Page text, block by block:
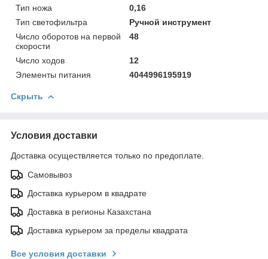
Тип ножа
0,16
Тип светофильтра
Ручной инструмент
Число оборотов на первой
скорости
48
Число ходов
12
Элементы питания
4044996195919
Скрыть
Условия доставки
Доставка осуществляется только по предоплате.
Самовывоз
Доставка курьером в квадрате
Доставка в регионы Казахстана
Доставка курьером за пределы квадрата
Все условия доставки